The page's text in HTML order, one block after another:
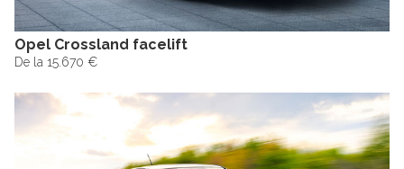
Opel Crossland facelift
De la 15.670 €